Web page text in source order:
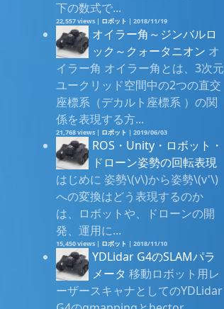
下の数式で...
22,557 views | ロボット |2018/11/19
オイラー角～ジンバルロ
ック～クォータニオン オ
イラー角 オイラー角とは、3次元
ユークリッド空間中の2つの直交
座標系（デカルト座標系 ）の関
係を表現する方...
21,768 views | ロボット |2019/06/03
ROS・Unity・ロボット・
ドローン姿勢の回転表現
はじめに 姿勢\(v\)から姿勢\(v'\)
への変換はどう表現するのか
は、ロボットや、ドローンの開
発、運用に...
15,450 views | ロボット |2018/11/10
YDLidar G4のSLAMパラ
メータ 移動ロボット用レ
ーザースキャナとしてのYDLidar